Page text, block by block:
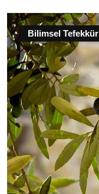
Bilimsel Tefekkür